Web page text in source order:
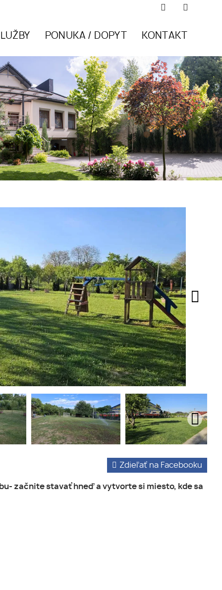
PONUKA / DOPYT KONTAKT
Zdieľať na Facebooku
začnite stavať hneď a vytvorte si miesto, kde sa